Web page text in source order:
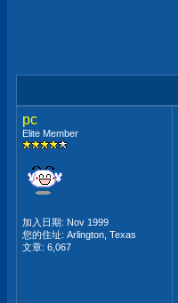
pc
Elite Member
加入日期: Nov 1999
您的住址: Arlington, Texas
文章: 6,067